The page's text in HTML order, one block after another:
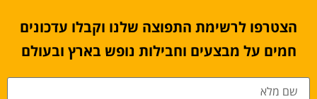
הצטרפו לרשימת התפוצה שלנו וקבלו עדכונים
חמים על מבצעים וחבילות נופש בארץ ובעולם